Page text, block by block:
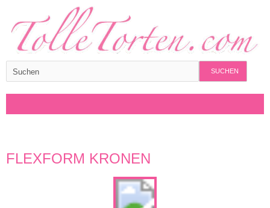
SUCHEN
FLEXFORM KRONEN